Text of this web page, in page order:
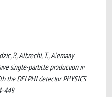
P., Albrecht, T., Alemany
single-particle production in
the DELPHI detector. PHYSICS
449